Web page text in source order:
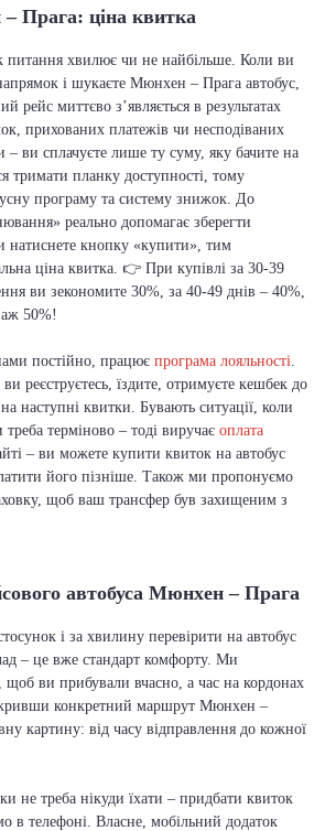
Прага: ціна квитка
питання хвилює чи не найбільше. Коли ви
і шукаєте Мюнхен – Прага автобус,
рейс миттєво з’являється в результатах
прихованих платежів чи несподіваних
– ви сплачуєте лише ту суму, яку бачите на
тримати планку доступності, тому
програму та систему знижок. До
реально допомагає зберегти
кнопку «купити», тим
ціна квитка. 👉 При купівлі за 30-39
ви зекономите 30%, за 40-49 днів – 40%,
аж 50%!
постійно, працює програма лояльності.
реєструєтесь, їздите, отримуєте кешбек до
наступні квитки. Бувають ситуації, коли
терміново – тоді виручає оплата
– ви можете купити квиток на автобус
його пізніше. Також ми пропонуємо
щоб ваш трансфер був захищеним з
автобуса Мюнхен – Прага
і за хвилину перевірити на автобус
– це вже стандарт комфорту. Ми
щоб ви прибували вчасно, а час на кордонах
конкретний маршрут Мюнхен –
картину: від часу відправлення до кожної
не треба нікуди їхати – придбати квиток
в телефоні. Власне, мобільний додаток